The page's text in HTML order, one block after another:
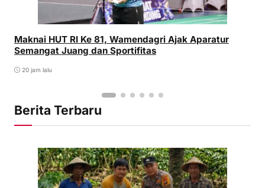
Maknai HUT RI Ke 81, Wamendagri Ajak Aparatur
Semangat Juang dan Sportifitas
20 jam lalu
Berita Terbaru